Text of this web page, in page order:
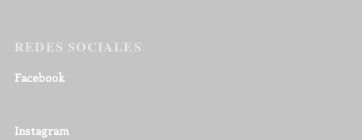
REDES SOCIALES
Facebook
Instagram